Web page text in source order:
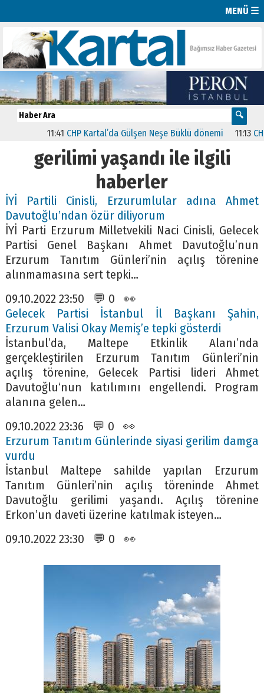
MENÜ ☰
11:41 CHP Kartal’da Gülşen Neşe Büklü dönemi 11:13
gerilimi yaşandı ile ilgili
haberler
İYİ Partili Cinisli, Erzurumlular adına Ahmet
Davutoğlu’ndan özür diliyorum
İYİ Parti Erzurum Milletvekili Naci Cinisli, Gelecek
Partisi Genel Başkanı Ahmet Davutoğlu’nun
Erzurum Tanıtım Günleri’nin açılış törenine
alınmamasına sert tepki…
09.10.2022 23:50 💬 0 👀
Gelecek Partisi İstanbul İl Başkanı Şahin,
Erzurum Valisi Okay Memiş’e tepki gösterdi
İstanbul’da, Maltepe Etkinlik Alanı’nda
gerçekleştirilen Erzurum Tanıtım Günleri’nin
açılış törenine, Gelecek Partisi lideri Ahmet
Davutoğlu‘nun katılımını engellendi. Program
alanına gelen…
09.10.2022 23:36 💬 0 👀
Erzurum Tanıtım Günlerinde siyasi gerilim damga
vurdu
İstanbul Maltepe sahilde yapılan Erzurum
Tanıtım Günleri’nin açılış töreninde Ahmet
Davutoğlu gerilimi yaşandı. Açılış törenine
Erkon’un daveti üzerine katılmak isteyen…
09.10.2022 23:30 💬 0 👀